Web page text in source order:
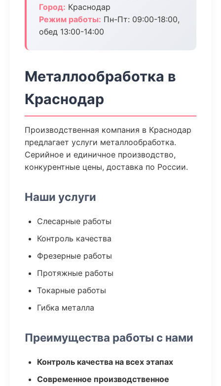
Город: Краснодар
Режим работы: Пн-Пт: 09:00-18:00,
обед 13:00-14:00
Металлообработка в
Краснодар
Производственная компания в Краснодар
предлагает услуги металлообработка.
Серийное и единичное производство,
конкурентные цены, доставка по России.
Наши услуги
Слесарные работы
Контроль качества
Фрезерные работы
Протяжные работы
Токарные работы
Гибка металла
Преимущества работы с нами
Контроль качества на всех этапах
Современное производственное